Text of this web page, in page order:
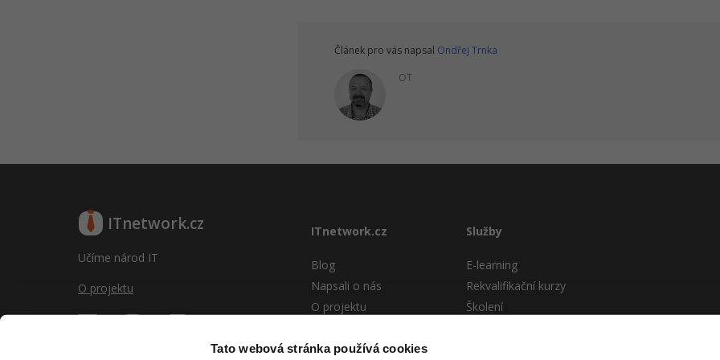
Tato webová stránka používá cookies
Článek pro vás napsal Ondřej Trnka
OT
ITnetwork.cz
Učíme národ IT
O projektu
ITnetwork.cz
Blog
Napsali o nás
O projektu
Vývoj systému
Služby
E-learning
Rekvalifikační kurzy
Školení